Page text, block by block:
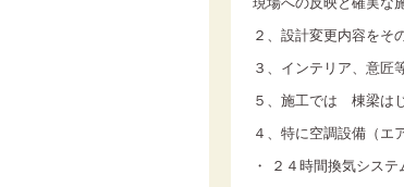
２、設計変更内容をそ
３、インテリア、意匠
５、施工では 棟梁は
４、特に空調設備（エ
・ ２４時間換気シス